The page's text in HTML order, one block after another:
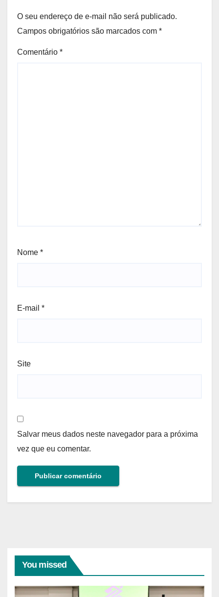
O seu endereço de e-mail não será publicado.
Campos obrigatórios são marcados com *
Comentário *
Nome *
E-mail *
Site
Salvar meus dados neste navegador para a próxima
vez que eu comentar.
You missed